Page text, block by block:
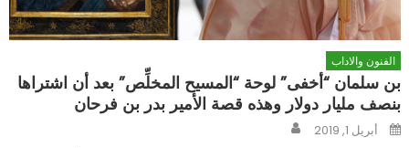
الفنون والاداب
بن سلمان “أخفى” لوحة “المسيح المخلِّص” بعد أن اشتراها
بنصف مليار دولار وهذه قصة الأمير بدر بن فرحان
Posted
onأبريل 1, 2019